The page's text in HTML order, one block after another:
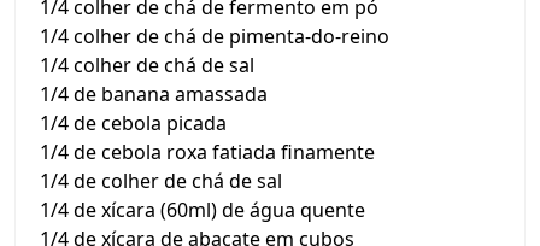
1/4 colher de chá de fermento em pó
1/4 colher de chá de pimenta-do-reino
1/4 colher de chá de sal
1/4 de banana amassada
1/4 de cebola picada
1/4 de cebola roxa fatiada finamente
1/4 de colher de chá de sal
1/4 de xícara (60ml) de água quente
1/4 de xícara de abacate em cubos